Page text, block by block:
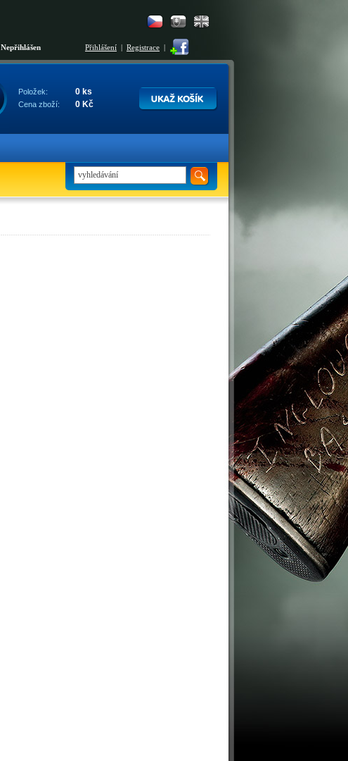
Nepřihlášen Přihlášení | Registrace |
Položek: 0 ks
Cena zboží: 0 Kč